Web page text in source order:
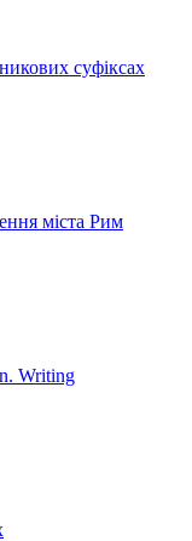
суфіксах
міста Рим
Writing